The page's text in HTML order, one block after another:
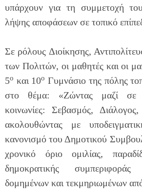
υπάρχουν για τη συμμετοχή
λήψης αποφάσεων σε τοπικό
Σε ρόλους Διοίκησης,
των Πολιτών, οι μαθητές και οι
5ο και 10ο Γυμνάσιο της πόλης
στο θέμα: «Ζώντας μαζί σε
κοινωνίες: Σεβασμός,
ακολουθώντας με
κανονισμό του Δημοτικού
χρονικό όριο ομιλίας,
δημοκρατικής συμπεριφοράς
δομημένων και τεκμηριωμένων